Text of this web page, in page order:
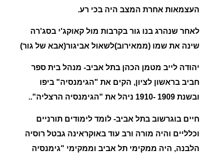
העצמאות אחרת המצב היה בכי רע.
לאחר שנהרג בנו גור בקרבות מול קאוקג'י בסג'רה
שינה את שמו (ממאירוב)לשאול אביגור(אבא של גור)
יהודה לייב מטמן הכהן בתל אביב- מנהל בית ספר
חביב בראשון לציון, הקים את "הגימנסיה" ביפו
ובשנת 1909 -1910 ניהל את "הגימנסיה הרצליה".
.
חיים בוגרשוב בתל אביב- לומד לימודים תורניים
וכלליים והיה מורה ורב עוד באוקראינה גבטל רוסיה
הלבנה, היה ממקימי תל אביב וממקימי "גימנסיה